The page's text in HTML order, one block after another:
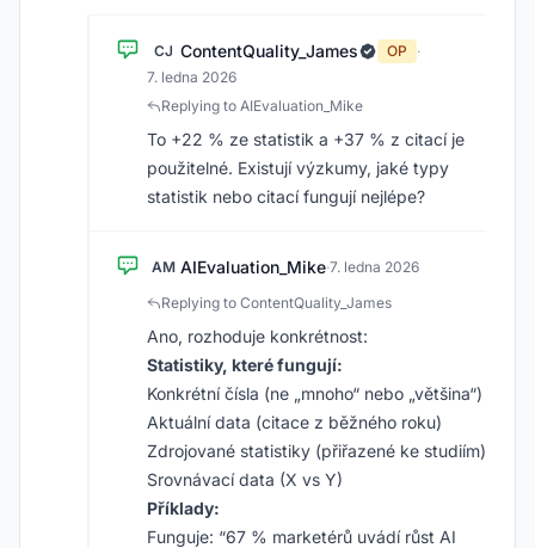
CJ ContentQuality_James OP
·
7. ledna 2026
Replying to AIEvaluation_Mike
To +22 % ze statistik a +37 % z citací je
použitelné. Existují výzkumy, jaké typy
statistik nebo citací fungují nejlépe?
AM AIEvaluation_Mike·7. ledna 2026
Replying to ContentQuality_James
Ano, rozhoduje konkrétnost:
Statistiky, které fungují:
Konkrétní čísla (ne „mnoho“ nebo „většina“)
Aktuální data (citace z běžného roku)
Zdrojované statistiky (přiřazené ke studiím)
Srovnávací data (X vs Y)
Příklady:
Funguje: “67 % marketérů uvádí růst AI